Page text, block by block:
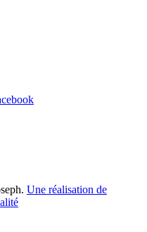
Une réalisation de